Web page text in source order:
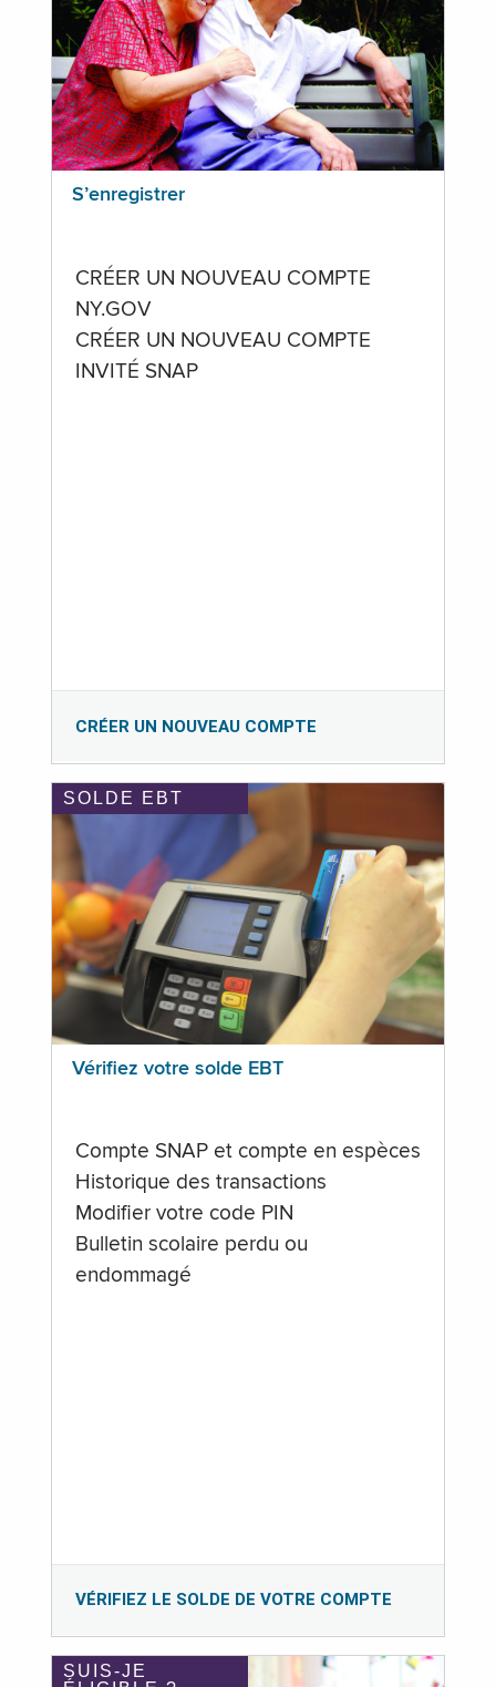
S’enregistrer
CRÉER UN NOUVEAU COMPTE
NY.GOV
CRÉER UN NOUVEAU COMPTE
INVITÉ SNAP
CRÉER UN NOUVEAU COMPTE
SOLDE EBT
Vérifiez votre solde EBT
Compte SNAP et compte en espèces
Historique des transactions
Modifier votre code PIN
Bulletin scolaire perdu ou
endommagé
VÉRIFIEZ LE SOLDE DE VOTRE COMPTE
SUIS-JE